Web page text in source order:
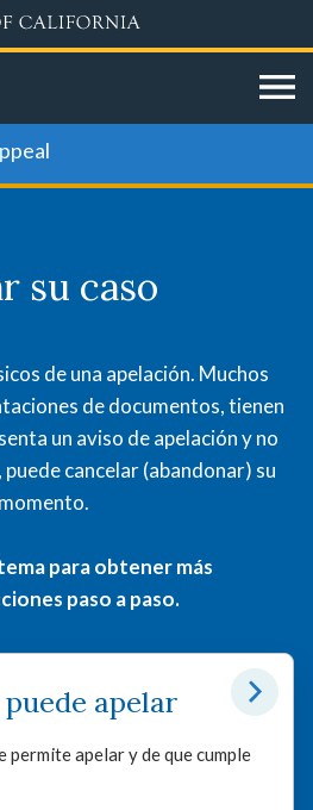
su caso
de una apelación. Muchos
de documentos, tienen
un aviso de apelación y no
cancelar (abandonar) su
para obtener más
paso a paso.
apelar
permite apelar y de que cumple